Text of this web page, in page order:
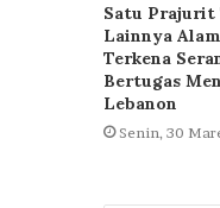
Satu Prajurit
Lainnya
Terkena
Bertugas
Lebanon
Senin, 30